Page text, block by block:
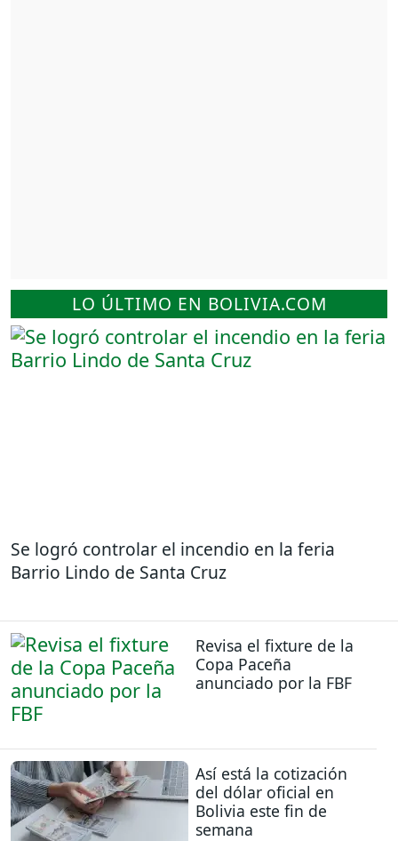
LO ÚLTIMO EN BOLIVIA.COM
Se logró controlar el incendio en la feria
Barrio Lindo de Santa Cruz
Revisa el fixture de la
Copa Paceña
anunciado por la FBF
Así está la cotización
del dólar oficial en
Bolivia este fin de
semana